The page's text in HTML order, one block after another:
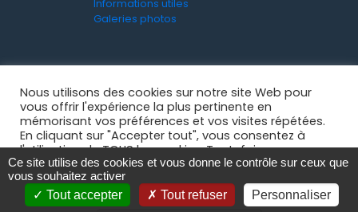
Informations utiles
Galeries photos
Mentions légales
Ville de La Grand'Croix
Nous utilisons des cookies sur notre site Web pour
vous offrir l'expérience la plus pertinente en
mémorisant vos préférences et vos visites répétées.
En cliquant sur "Accepter tout", vous consentez à
l'utilisation de TOUS les cookies. Toutefois, vous
pouvez visiter "Paramètres des cookies" pour fournir
un consentement contrôlé.
Ce site utilise des cookies et vous donne le contrôle sur ceux que
vous souhaitez activer
Tout accepter
Tout refuser Personnaliser